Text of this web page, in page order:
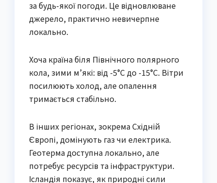
за будь-якої погоди. Це відновлюване
джерело, практично невичерпне
локально.
Хоча країна біля Північного полярного
кола, зими м’які: від -5°C до -15°C. Вітри
посилюють холод, але опалення
тримається стабільно.
В інших регіонах, зокрема Східній
Європі, домінують газ чи електрика.
Геотерма доступна локально, але
потребує ресурсів та інфраструктури.
Ісландія показує, як природні сили